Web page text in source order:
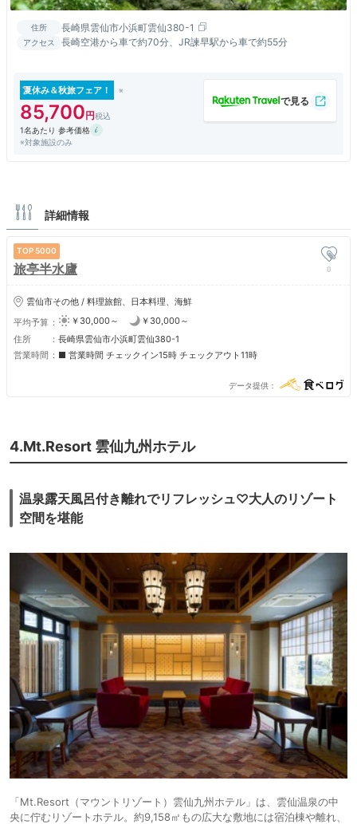
住所 長崎県雲仙市小浜町雲仙380-1
アクセス 長崎空港から車で約70分、JR諫早駅から車で約55分
夏休み＆秋旅フェア！
85,700
1名あたり 参考価格
※対象施設のみ
詳細情報
5000
旅亭半水廬 0
雲仙市その他 / 料理旅館、日本料理、海鮮
平均予算
￥30,000～
￥30,000～
住所
長崎県雲仙市小浜町雲仙380-1
営業時間
■ 営業時間 チェックイン15時 チェックアウト11時
データ提供
4.Mt.Resort 雲仙九州ホテル
温泉露天風呂付き離れでリフレッシュ♡大人のリゾート
空間を堪能
「Mt.Resort（マウントリゾート）雲仙九州ホテル」は、雲仙温泉の中
央に佇むリゾートホテル。約9,158㎡もの広大な敷地には宿泊棟や離れ、